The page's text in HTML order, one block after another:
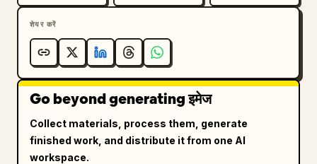
शेयर करें
Go beyond generating इमेज
Collect materials, process them, generate
finished work, and distribute it from one AI
workspace.